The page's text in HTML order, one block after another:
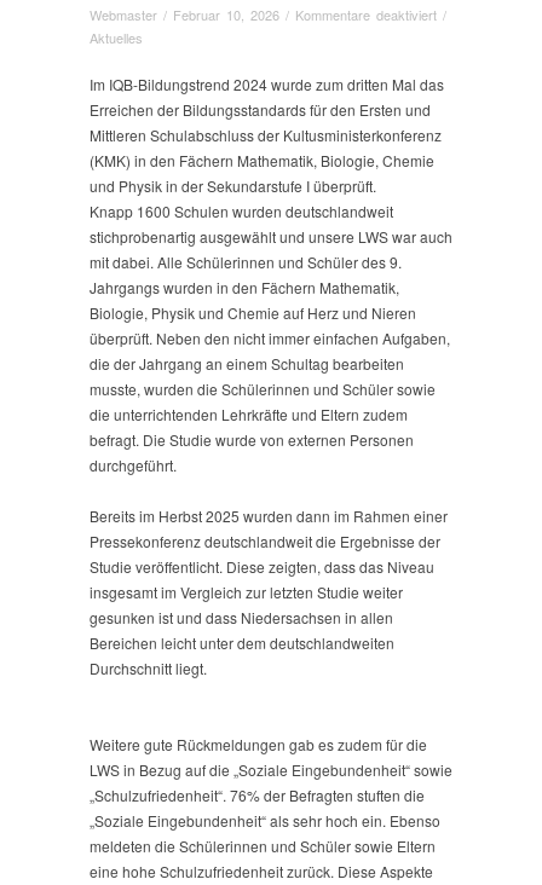
Webmaster / Februar 10, 2026 / Kommentare deaktiviertfür
Schule
dem
Ergebnis
/
Aktuelles
Im IQB-Bildungstrend 2024 wurde zum dritten Mal das
Erreichen der Bildungsstandards für den Ersten und
Mittleren Schulabschluss der Kultusministerkonferenz
(KMK) in den Fächern Mathematik, Biologie, Chemie
und Physik in der Sekundarstufe I überprüft.
Knapp 1600 Schulen wurden deutschlandweit
stichprobenartig ausgewählt und unsere LWS war auch
mit dabei. Alle Schülerinnen und Schüler des 9.
Jahrgangs wurden in den Fächern Mathematik,
Biologie, Physik und Chemie auf Herz und Nieren
überprüft. Neben den nicht immer einfachen Aufgaben,
die der Jahrgang an einem Schultag bearbeiten
musste, wurden die Schülerinnen und Schüler sowie
die unterrichtenden Lehrkräfte und Eltern zudem
befragt. Die Studie wurde von externen Personen
durchgeführt.
Bereits im Herbst 2025 wurden dann im Rahmen einer
Pressekonferenz deutschlandweit die Ergebnisse der
Studie veröffentlicht. Diese zeigten, dass das Niveau
insgesamt im Vergleich zur letzten Studie weiter
gesunken ist und dass Niedersachsen in allen
Bereichen leicht unter dem deutschlandweiten
Durchschnitt liegt.
Weitere gute Rückmeldungen gab es zudem für die
LWS in Bezug auf die „Soziale Eingebundenheit“ sowie
„Schulzufriedenheit“. 76% der Befragten stuften die
„Soziale Eingebundenheit“ als sehr hoch ein. Ebenso
meldeten die Schülerinnen und Schüler sowie Eltern
eine hohe Schulzufriedenheit zurück. Diese Aspekte